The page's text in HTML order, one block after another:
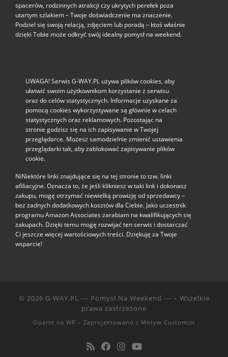
spacerów, rodzinnych atrakcji czy ukrytych perełek poza
utartym szlakiem – Twoje doświadczenie ma znaczenie.
Podziel się swoją relacją, zdjęciem lub poradą – ktoś właśnie
dzięki Tobie może odkryć swój idealny pomysł na weekend.
UWAGA! Serwis G-WAY.PL używa plików cookies, aby
ułatwić swoim użytkownikom korzystanie z serwisu
oraz do celów statystycznych. Informacje uzyskane za
pomocą cookies wykorzystywane są głównie w celach
statystycznych oraz reklamowych. Pozostając na
stronie godzisz się na ich zapisywanie w Twojej
przeglądarce. Możesz samodzielnie zmienić ustawienia
przeglądarki tak, aby zablokować zapisywanie plików
cookie.
NiNiektóre linki znajdujące się na tej stronie to tzw. linki
afiliacyjne. Oznacza to, że jeśli klikniesz w taki link i dokonasz
zakupu, mogę otrzymać niewielką prowizję od sprzedawcy –
bez żadnych dodatkowych kosztów dla Ciebie. Jako uczestnik
programu Amazon Associates zarabiam na kwalifikujących się
zakupach. Dzięki temu mogę rozwijać ten serwis i dostarczać
Ci jeszcze więcej wartościowych treści. Dziękuję za Twoje
wsparcie!
© 2026 G-WAY.PL --- Pomysł Na Weekend --- – Wszelkie
prawa zastrzeżone
Oparte na WP – Zaprojektowano z Motyw Customizr